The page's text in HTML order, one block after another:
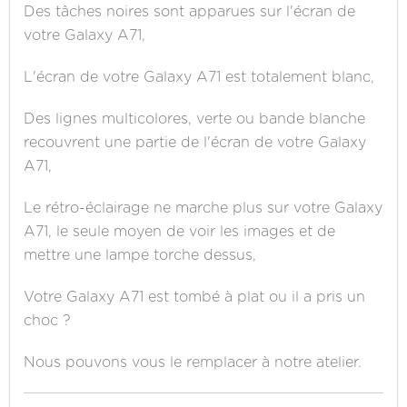
Des tâches noires sont apparues sur l'écran de
votre Galaxy A71,
L'écran de votre Galaxy A71 est totalement blanc,
Des lignes multicolores, verte ou bande blanche
recouvrent une partie de l'écran de votre Galaxy
A71,
Le rétro-éclairage ne marche plus sur votre Galaxy
A71, le seule moyen de voir les images et de
mettre une lampe torche dessus,
Votre Galaxy A71 est tombé à plat ou il a pris un
choc ?
Nous pouvons vous le remplacer à notre atelier.